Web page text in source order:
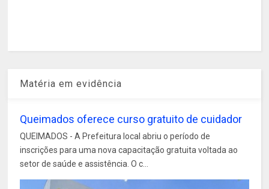
Matéria em evidência
Queimados oferece curso gratuito de cuidador
QUEIMADOS - A Prefeitura local abriu o período de
inscrições para uma nova capacitação gratuita voltada ao
setor de saúde e assistência. O c...